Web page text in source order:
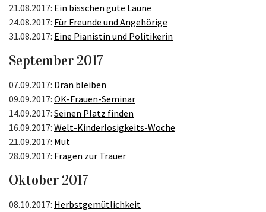
21.08.2017: Ein bisschen gute Laune
24.08.2017: Für Freunde und Angehörige
31.08.2017: Eine Pianistin und Politikerin
September 2017
07.09.2017: Dran bleiben
09.09.2017: OK-Frauen-Seminar
14.09.2017: Seinen Platz finden
16.09.2017: Welt-Kinderlosigkeits-Woche
21.09.2017: Mut
28.09.2017: Fragen zur Trauer
Oktober 2017
08.10.2017: Herbstgemütlichkeit